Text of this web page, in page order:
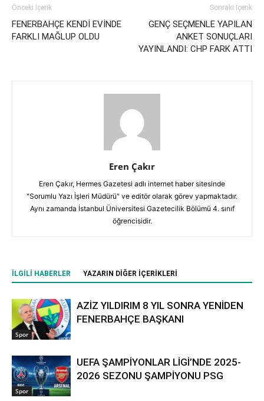
Önceki İçerik
FENERBAHÇE KENDİ EVİNDE
FARKLI MAĞLUP OLDU
Sonraki İçerik
GENÇ SEÇMENLE YAPILAN
ANKET SONUÇLARI
YAYINLANDI: CHP FARK ATTI
Eren Çakır
Eren Çakır, Hermes Gazetesi adlı internet haber sitesinde
"Sorumlu Yazı İşleri Müdürü" ve editör olarak görev yapmaktadır.
Aynı zamanda İstanbul Üniversitesi Gazetecilik Bölümü 4. sınıf
öğrencisidir.
İLGILI HABERLER YAZARIN DIĞER İÇERIKLERI
Spor
AZİZ YILDIRIM 8 YIL SONRA YENİDEN
FENERBAHÇE BAŞKANI
Spor
UEFA ŞAMPİYONLAR LİGİ’NDE 2025-
2026 SEZONU ŞAMPİYONU PSG